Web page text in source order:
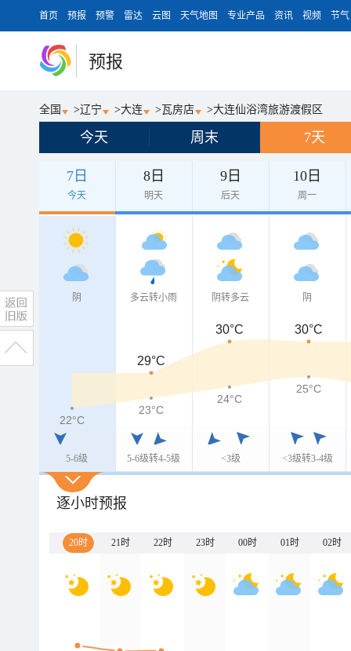
首页 预报 预警 雷达 云图 天气地图 专业产品 资讯 视频 节气
预报
全国 >辽宁 >大连 > 瓦房店 >大连仙浴湾旅游渡假区
今天 周末 7天
7日
今天
8日
明天
9日
后天
10日
周一
阴
5-6级
多云转小雨
5-6级转4-5级
阴转多云
<3级
阴
<3级转3-4级
29°C
30°C 30°C
22°C
23°C
24°C
25°C
逐小时预报
20时 21时 22时 23时 00时 01时 02时